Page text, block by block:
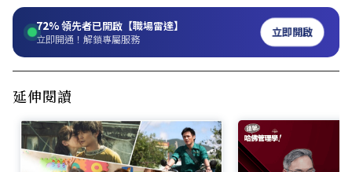
72%領先者已開啟【職場雷達】
立即開通！解鎖專屬服務 立即開啟
延伸閱讀